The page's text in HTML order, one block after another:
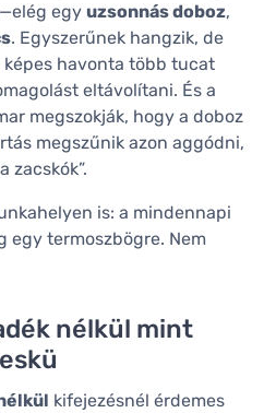
egy uzsonnás doboz,
. Egyszerűnek hangzik, de
képes havonta több tucat
eltávolítani. És a
megszokják, hogy a doboz
megszűnik azon aggódni,
zacskók”.
is: a mindennapi
egy termoszbögre. Nem
nélkül mint
kifejezésnél érdemes